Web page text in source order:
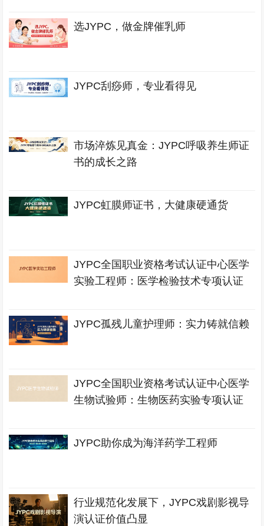
选JYPC，做金牌催乳师
JYPC刮痧师，专业看得见
市场淬炼见真金：JYPC呼吸养生师证
书的成长之路
JYPC虹膜师证书，大健康硬通货
JYPC全国职业资格考试认证中心医学
实验工程师：医学检验技术专项认证
JYPC孤残儿童护理师：实力铸就信赖
JYPC全国职业资格考试认证中心医学
生物试验师：生物医药实验专项认证
JYPC助你成为海洋药学工程师
行业规范化发展下，JYPC戏剧影视导
演认证价值凸显